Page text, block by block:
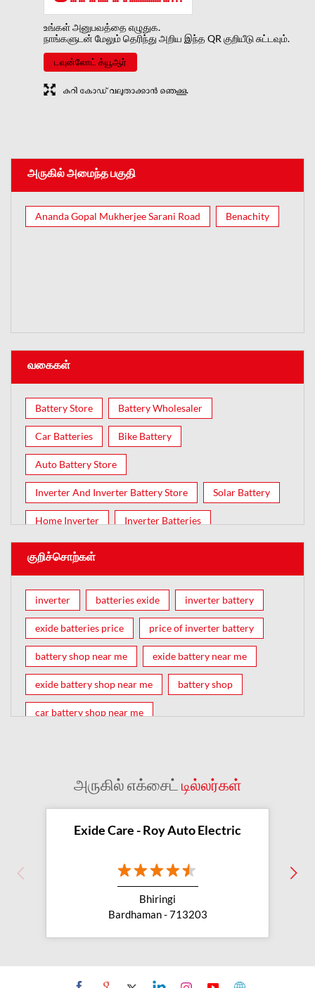
உங்கள் அனுபவத்தை எழுதுக.
நாங்களுடன் மேலும் தெரிந்து அறிய இந்த QR குறியீடு சுட்டவும்.
டவுன்லோட் க்யூஆர்
കുറി കോഡ് വലുതാക്കാൻ ഞെക്കൂ.
அருகில் அமைந்த பகுதி
Ananda Gopal Mukherjee Sarani Road Benachity
வகைகள்
Battery Store Battery Wholesaler
Car Batteries Bike Battery
Auto Battery Store
Inverter And Inverter Battery Store Solar Battery
Home Inverter Inverter Batteries
குறிச்சொற்கள்
inverter batteries exide inverter battery
exide batteries price price of inverter battery
battery shop near me exide battery near me
exide battery shop near me battery shop
car battery shop near me
inverter battery shop near me
exide dealer near me exide showroom near me
exide battery showroom near me
exide battery dealer inverter battery
inverter shop near me
அருகில் எக்சைட் டில்லர்கள்
Exide Care - Roy Auto Electric
Bhiringi
Bardhaman - 713203